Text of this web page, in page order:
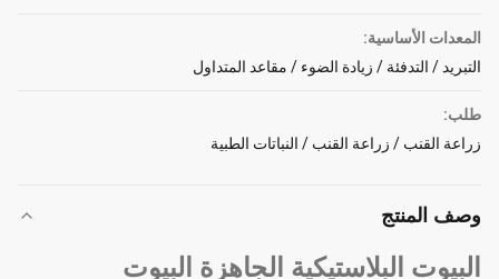
المعدات الأساسية:
التبريد / التدفئة / زيادة الضوء / مقاعد المتداول
طلب:
زراعة القنب / زراعة القنب / النباتات الطبية
وصف المنتج
البيوت البلاستيكية الجاهزة البيوت